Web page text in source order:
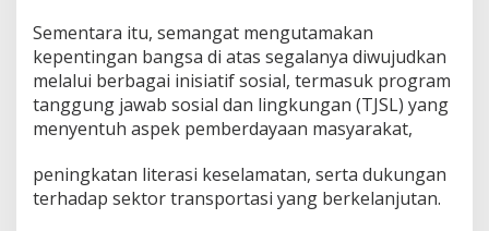
Sementara itu, semangat mengutamakan
kepentingan bangsa di atas segalanya diwujudkan
melalui berbagai inisiatif sosial, termasuk program
tanggung jawab sosial dan lingkungan (TJSL) yang
menyentuh aspek pemberdayaan masyarakat,
peningkatan literasi keselamatan, serta dukungan
terhadap sektor transportasi yang berkelanjutan.